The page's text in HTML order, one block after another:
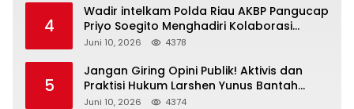
4
Wadir intelkam Polda Riau AKBP Pangucap
Priyo Soegito Menghadiri Kolaborasi
Selamatkan Lingkungan Cegah Karhutla
Juni 10, 2026 4378
5
Jangan Giring Opini Publik! Aktivis dan
Praktisi Hukum Larshen Yunus Bantah
Tuduhan Soal Gelar Profesor Sufmi Dasco
Juni 10, 2026 4374